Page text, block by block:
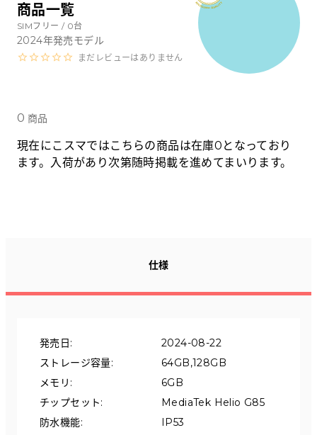
Androidから探す
iPadから探す
にこスマについて
マイページ
商品一覧
SIMフリー / 0台
2024年発売モデル
まだレビューはありません
0 商品
現在にこスマではこちらの商品は在庫0となっており
ます。入荷があり次第随時掲載を進めてまいります。
仕様
発売日:
2024-08-22
ストレージ容量:
64GB,128GB
メモリ :
6GB
チップセット:
MediaTek Helio G85
防水機能:
IP53